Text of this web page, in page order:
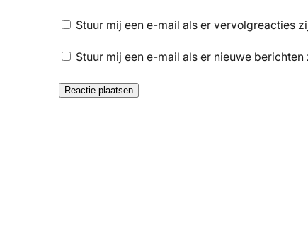
Stuur mij een e-mail als er vervolgreacties
Stuur mij een e-mail als er nieuwe berichten